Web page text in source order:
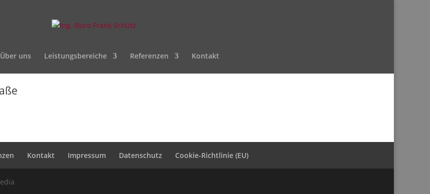
Über uns Leistungsbereiche Referenzen Kontakt
Kontakt Impressum Datenschutz Cookie-Richtlinie (EU)